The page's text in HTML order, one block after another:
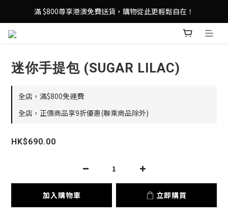
登記成為 LeSportsac網店會員，即享 HK$50 購物金禮遇！
滿 $800尊享港澳免費送貨，購物從此更輕鬆自在！
登記成為 LeSportsac網店會員，即享 HK$50 購物金禮遇！
迷你手提包 (SUGAR LILAC)
全店，滿$800免運費
全店，正價商品享9折優惠(聯乘商品除外)
HK$690.00
加入購物車 立即購買